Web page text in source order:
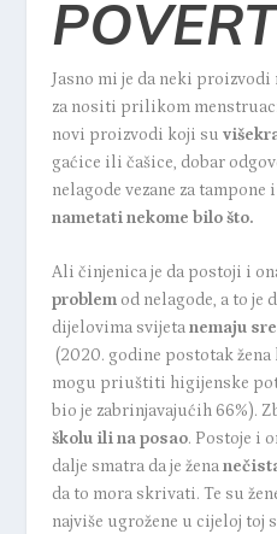
Jasno mi je da neki
za nositi prilikom
novi proizvodi koji su
gaćice ili čašice, dobar
nelagode vezane za
nametati nekome bilo što.
Ali činjenica je da postoji i
problemod nelagode, a to je
dijelovima svijeta nemaju
(2020. godine postotak žena
mogu priuštiti higijenske
bio je zabrinjavajućih 66%).
školu ili na posao. Postoje i
dalje smatra da je žena
da to mora skrivati. Te su
najviše ugrožene u cijeloj toj